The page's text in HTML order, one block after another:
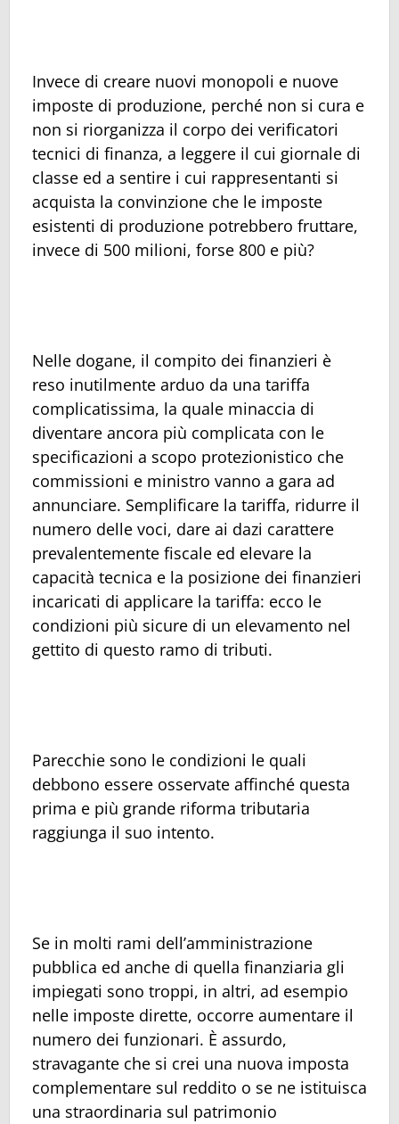
Invece di creare nuovi monopoli e nuove
imposte di produzione, perché non si cura e
non si riorganizza il corpo dei verificatori
tecnici di finanza, a leggere il cui giornale di
classe ed a sentire i cui rappresentanti si
acquista la convinzione che le imposte
esistenti di produzione potrebbero fruttare,
invece di 500 milioni, forse 800 e più?
Nelle dogane, il compito dei finanzieri è
reso inutilmente arduo da una tariffa
complicatissima, la quale minaccia di
diventare ancora più complicata con le
specificazioni a scopo protezionistico che
commissioni e ministro vanno a gara ad
annunciare. Semplificare la tariffa, ridurre il
numero delle voci, dare ai dazi carattere
prevalentemente fiscale ed elevare la
capacità tecnica e la posizione dei finanzieri
incaricati di applicare la tariffa: ecco le
condizioni più sicure di un elevamento nel
gettito di questo ramo di tributi.
Parecchie sono le condizioni le quali
debbono essere osservate affinché questa
prima e più grande riforma tributaria
raggiunga il suo intento.
Se in molti rami dell’amministrazione
pubblica ed anche di quella finanziaria gli
impiegati sono troppi, in altri, ad esempio
nelle imposte dirette, occorre aumentare il
numero dei funzionari. È assurdo,
stravagante che si crei una nuova imposta
complementare sul reddito o se ne istituisca
una straordinaria sul patrimonio